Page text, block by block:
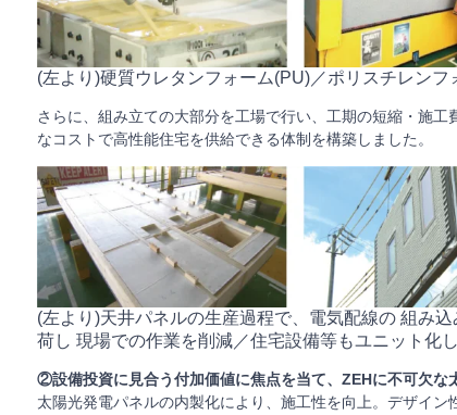
(左より)硬質ウレタンフォーム(PU)／ポリスチレン
さらに、組み立ての大部分を工場で行い、工期の短縮・施
なコストで高性能住宅を供給できる体制を構築しました。
(左より)天井パネルの生産過程で、電気配線の 組み
荷し 現場での作業を削減／住宅設備等もユニット化
②設備投資に見合う付加価値に焦点を当て、ZEHに不可欠な
太陽光発電パネルの内製化により、施工性を向上。デザイ